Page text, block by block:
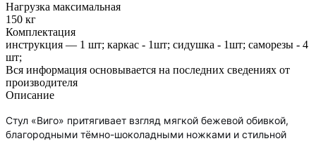
Нагрузка максимальная
150 кг
Комплектация
инструкция — 1 шт; каркас - 1шт; сидушка - 1шт; саморезы - 4
шт;
Вся информация основывается на последних сведениях от
производителя
Описание
Стул «Виго» притягивает взгляд мягкой бежевой обивкой,
благородными тёмно-шоколадными ножками и стильной